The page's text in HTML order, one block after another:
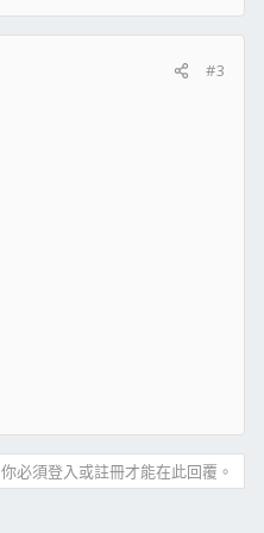
#3
你必須登入或註冊才能在此回覆。